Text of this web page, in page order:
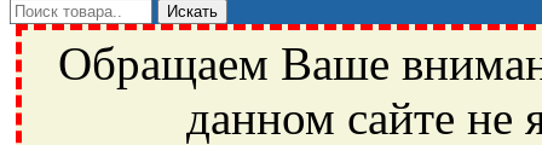
Обращаем Ваше
данном сайте не